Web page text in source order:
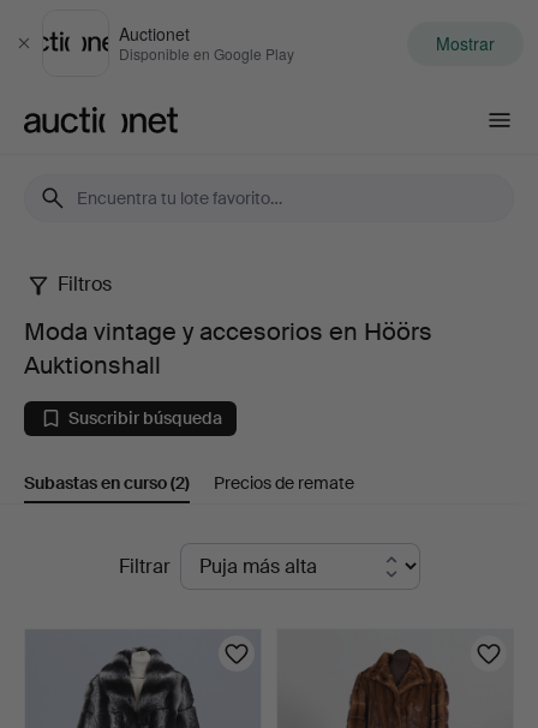
Cerrar
Auctionet
Disponible en Google Play Mostrar
Moda
vintage
accesorios
Auktionshall
Filtros
Moda vintage y accesorios en Höörs
Auktionshall
Suscribir búsqueda
Subastas en curso(2) Precios de remate
SubastasFiltrar